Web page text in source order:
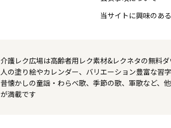
当サイトに興味のあ
介護レク広場は高齢者用レク素材&レクネタの無料
人の塗り絵やカレンダー、バリエーション豊富な習
昔懐かしの童謡・わらべ歌、季節の歌、軍歌など、
が満載です